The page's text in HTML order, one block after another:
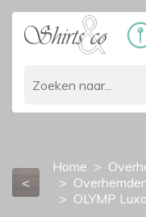
<
Home
OLYMP